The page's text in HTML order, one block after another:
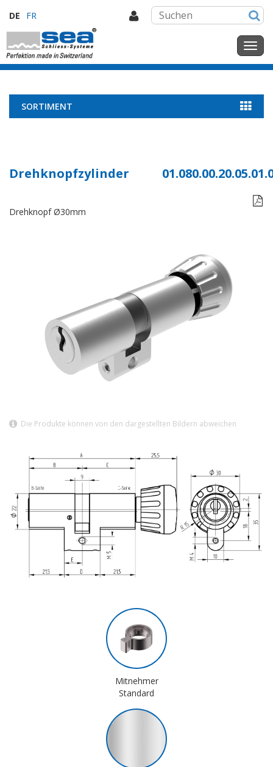
DE FR
SORTIMENT
Drehknopfzylinder

Drehknopf Ø30mm
Die Produkte können von den dargestellten Bildern abweichen
Mitnehmer
Standard